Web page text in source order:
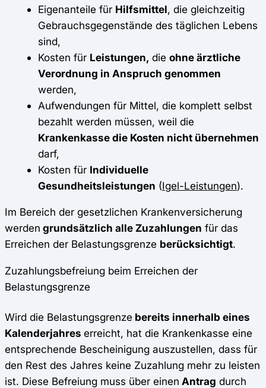
Eigenanteile für Hilfsmittel, die gleichzeitig
Gebrauchsgegenstände des täglichen Lebens
sind,
Kosten für Leistungen, die ohne ärztliche
Verordnung in Anspruch genommen
werden,
Aufwendungen für Mittel, die komplett selbst
bezahlt werden müssen, weil die
Krankenkasse die Kosten nicht übernehmen
darf,
Kosten für Individuelle
Gesundheitsleistungen (Igel-Leistungen).
Im Bereich der gesetzlichen Krankenversicherung
werden grundsätzlich alle Zuzahlungen für das
Erreichen der Belastungsgrenze berücksichtigt.
Zuzahlungsbefreiung beim Erreichen der
Belastungsgrenze
Wird die Belastungsgrenze bereits innerhalb eines
Kalenderjahres erreicht, hat die Krankenkasse eine
entsprechende Bescheinigung auszustellen, dass für
den Rest des Jahres keine Zuzahlung mehr zu leisten
ist. Diese Befreiung muss über einen Antrag durch